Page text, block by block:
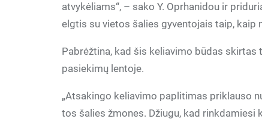
atvykėliams“, – sako Y. Oprhanidou ir
elgtis su vietos šalies gyventojais taip, kaip
Pabrėžtina, kad šis keliavimo būdas
pasiekimų lentoje.
„Atsakingo keliavimo paplitimas priklauso
tos šalies žmones. Džiugu, kad